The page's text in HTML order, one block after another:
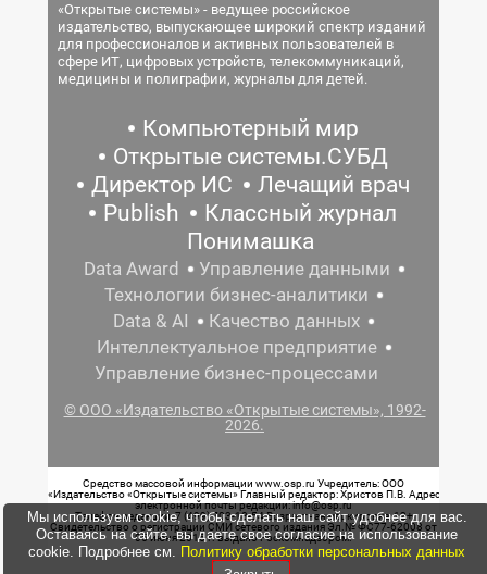
«Открытые системы» - ведущее российское
издательство, выпускающее широкий спектр изданий
для профессионалов и активных пользователей в
сфере ИТ, цифровых устройств, телекоммуникаций,
медицины и полиграфии, журналы для детей.
Компьютерный мир
Открытые системы.СУБД
Директор ИС
Лечащий врач
Publish
Классный журнал
Понимашка
Data Award
Управление данными
Технологии бизнес-аналитики
Data & AI
Качество данных
Интеллектуальное предприятие
Управление бизнес-процессами
© ООО «Издательство «Открытые системы», 1992-
2026.
Средство массовой информации www.osp.ru Учредитель: ООО
«Издательство «Открытые системы» Главный редактор: Христов П.В. Адрес
электронной почты редакции: info@osp.ru
Телефон редакции: 7 (499) 703-18-54 Возрастная маркировка: 12+
Свидетельство о регистрации СМИ сетевого издания Эл.№ ФС77-62008 от
05 июня 2015 г. выдано Роскомнадзором.
Мы используем cookie, чтобы сделать наш сайт удобнее для вас.
Оставаясь на сайте, вы даете свое согласие на использование
cookie. Подробнее см. Политику обработки персональных данных